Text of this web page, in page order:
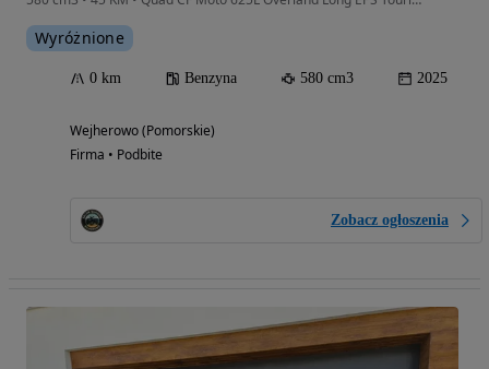
Wyróżnione
0 km Benzyna 580 cm3 2025
Wejherowo (Pomorskie)
Firma • Podbite
Zobacz ogłoszenia